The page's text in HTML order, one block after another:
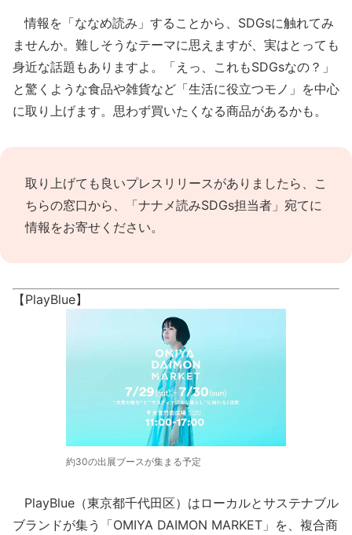
情報を「ななめ読み」することから、SDGsに触れてみ
ませんか。難しそうなテーマに思えますが、実はとっても
身近な話題もありますよ。「えっ、これもSDGsなの？」
と驚くような食品や雑貨など「生活に役立つモノ」を中心
に取り上げます。思わず買いたくなる商品があるかも。
取り上げても良いプレスリリースがありましたら、 こ
ちらの窓口から、「ナナメ読みSDGs担当者」宛てに
情報をお寄せください。
【PlayBlue】
約30の出展ブースが集まる予定
PlayBlue（東京都千代田区）はローカルとサステナブル
ブランドが集う「OMIYA DAIMON MARKET」を、複合商